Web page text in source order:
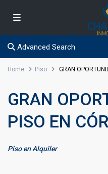
Advanced Search
Home Piso GRAN
GRAN
PISO EN
PisoenAlquiler